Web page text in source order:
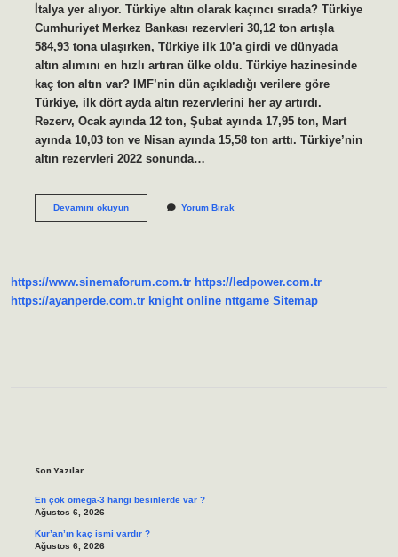
İtalya yer alıyor. Türkiye altın olarak kaçıncı sırada? Türkiye
Cumhuriyet Merkez Bankası rezervleri 30,12 ton artışla
584,93 tona ulaşırken, Türkiye ilk 10’a girdi ve dünyada
altın alımını en hızlı artıran ülke oldu. Türkiye hazinesinde
kaç ton altın var? IMF’nin dün açıkladığı verilere göre
Türkiye, ilk dört ayda altın rezervlerini her ay artırdı.
Rezerv, Ocak ayında 12 ton, Şubat ayında 17,95 ton, Mart
ayında 10,03 ton ve Nisan ayında 15,58 ton arttı. Türkiye’nin
altın rezervleri 2022 sonunda…
Devamını okuyunDünyada
Var
Yorum Bırak
https://www.sinemaforum.com.tr https://ledpower.com.tr
https://ayanperde.com.tr knight online nttgame Sitemap
Son Yazılar
En çok omega-3 hangi besinlerde var ?
Ağustos 6, 2026
Kur’an’ın kaç ismi vardır ?
Ağustos 6, 2026